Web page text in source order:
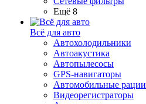
Ещё 8
Всё для авто
Автохолодильники
Автоакустика
Автопылесосы
GPS-навигаторы
Автомобильные рации
Видеорегистраторы